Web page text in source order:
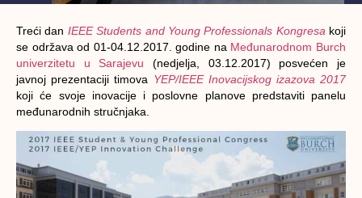
Treći dan IEEE Students and Young Professionals Kongresa koji
se održava od 01-04.12.2017. godine na Međunarodnom Burch
univerzitetu u Sarajevu (nedjelja, 03.12.2017) posvećen je
javnoj prezentaciji timova YEP/IEEE Inovacijskog izazova 2017
koji će svoje inovacije i poslovne planove predstaviti panelu
međunarodnih stručnjaka.